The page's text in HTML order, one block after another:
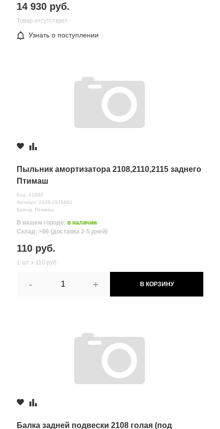
Отправляя форму вы соглашаетесь на
14 930 руб.
Товар отсутствует
Узнать о поступлении
Пыльник амортизатора 2108,2110,2115 заднего
Птимаш
Код: 41890
Артикул: 2108-2915681
Бренд: Птимаш
В вашем городе: в наличии
Склад: >86 (доставка 2-5 дней)
110 руб.
1 шт х 110 руб.
- + В КОРЗИНУ
Балка задней подвески 2108 голая (под